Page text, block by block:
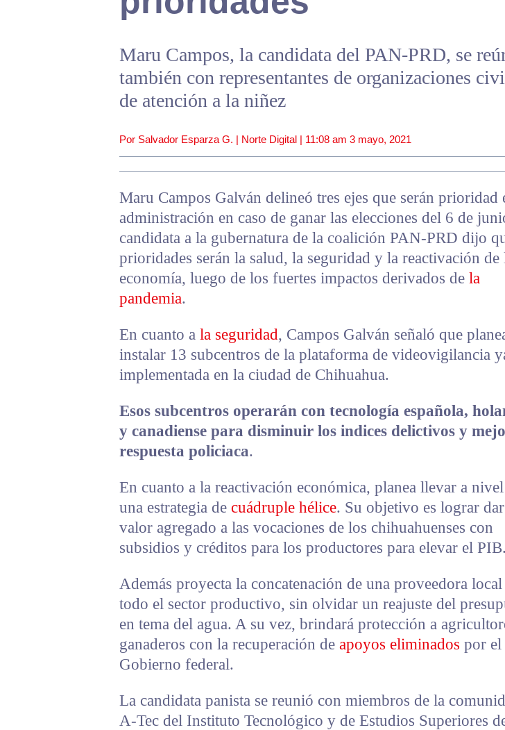
Maru Campos, la candidata del PAN-PRD, se
también con representantes de organizaciones
de atención a la niñez
Por Salvador Esparza G. | Norte Digital | 11:08 am 3 mayo, 2021
Maru Campos Galván delineó tres ejes que serán prioridad
administración en caso de ganar las elecciones del 6 de
candidata a la gubernatura de la coalición PAN-PRD dijo
prioridades serán la salud, la seguridad y la reactivación de
economía, luego de los fuertes impactos derivados de la
pandemia.
En cuanto a la seguridad, Campos Galván señaló que
instalar 13 subcentros de la plataforma de videovigilancia
implementada en la ciudad de Chihuahua.
Esos subcentros operarán con tecnología española,
y canadiense para disminuir los indices delictivos y
respuesta policiaca.
En cuanto a la reactivación económica, planea llevar a nivel
una estrategia de cuádruple hélice. Su objetivo es lograr
valor agregado a las vocaciones de los chihuahuenses con
subsidios y créditos para los productores para elevar el PIB.
Además proyecta la concatenación de una proveedora local
todo el sector productivo, sin olvidar un reajuste del
en tema del agua. A su vez, brindará protección a
ganaderos con la recuperación de apoyos eliminados por el
Gobierno federal.
La candidata panista se reunió con miembros de la
A-Tec del Instituto Tecnológico y de Estudios Superiores